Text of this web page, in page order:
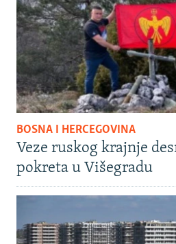
BOSNA I HERCEGOVINA
Veze ruskog krajnje
pokreta u Višegradu